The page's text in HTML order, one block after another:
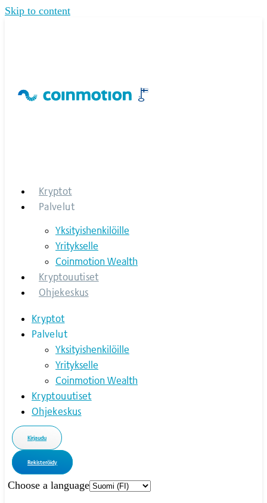
Skip to content
Kryptot
Palvelut
Yksityishenkilöille
Yritykselle
Coinmotion Wealth
Kryptouutiset
Ohjekeskus
Kryptot
Palvelut
Yksityishenkilöille
Yritykselle
Coinmotion Wealth
Kryptouutiset
Ohjekeskus
Kirjaudu
Rekisteröidy
Choose a language